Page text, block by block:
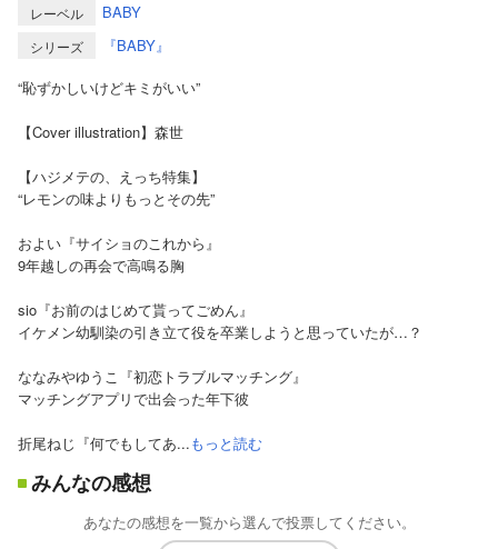
レーベル BABY
シリーズ
『BABY』
“恥ずかしいけどキミがいい”
【Cover illustration】森世
【ハジメテの、えっち特集】
“レモンの味よりもっとその先”
およい『サイショのこれから』
9年越しの再会で高鳴る胸
sio『お前のはじめて貰ってごめん』
イケメン幼馴染の引き立て役を卒業しようと思っていたが…？
ななみやゆうこ『初恋トラブルマッチング』
マッチングアプリで出会った年下彼
折尾ねじ『何でもしてあ...もっと読む
みんなの感想
あなたの感想を一覧から選んで投票してください。